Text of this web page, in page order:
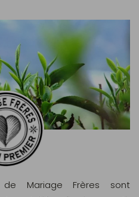
Mariage Frères sont